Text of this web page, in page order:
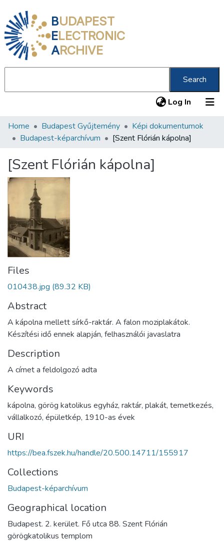
BUDAPEST
ELECTRONIC
ARCHIVE
Search
Log In (current)
Communities & Collections
Statistics
About us
Home Budapest Gyűjtemény
Képi dokumentumok
Budapest-képarchívum
[Szent Flórián kápolna]
[Szent Flórián kápolna]
Files
010438.jpg (89.32 KB)
Abstract
A kápolna mellett sírkő-raktár. A falon moziplakátok.
Készítési idő ennek alapján, felhasználói javaslatra
Description
A címet a feldolgozó adta
Keywords
kápolna, görög katolikus egyház, raktár, plakát, temetkezés,
vállalkozó, épületkép, 1910-as évek
URI
https://bea.fszek.hu/handle/20.500.14711/155917
Collections
Budapest-képarchívum
Geographical location
Budapest. 2. kerület. Fő utca 88. Szent Flórián
görögkatolikus templom